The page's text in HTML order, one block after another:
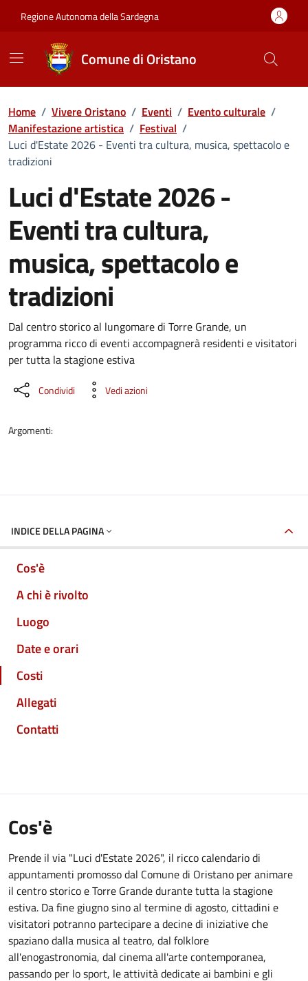
Regione Autonoma della Sardegna
Comune di Oristano
Home / Vivere Oristano / Eventi / Evento culturale /
Manifestazione artistica / Festival /
Luci d'Estate 2026 - Eventi tra cultura, musica, spettacolo e
tradizioni
Luci d'Estate 2026 -
Eventi tra cultura,
musica, spettacolo e
tradizioni
Dettaglio dell'evento
Dal centro storico al lungomare di Torre Grande, un
programma ricco di eventi accompagnerà residenti e visitatori
per tutta la stagione estiva
Condividi Vedi azioni
Argomenti:
INDICE DELLA PAGINA
Cos'è
A chi è rivolto
Luogo
Date e orari
Costi
Allegati
Contatti
Cos'è
Prende il via "Luci d'Estate 2026", il ricco calendario di
appuntamenti promosso dal Comune di Oristano per animare
il centro storico e Torre Grande durante tutta la stagione
estiva. Da fine giugno sino al termine di agosto, cittadini e
visitatori potranno partecipare a decine di iniziative che
spaziano dalla musica al teatro, dal folklore
all'enogastronomia, dal cinema all'arte contemporanea,
passando per lo sport, le attività dedicate ai bambini e gli